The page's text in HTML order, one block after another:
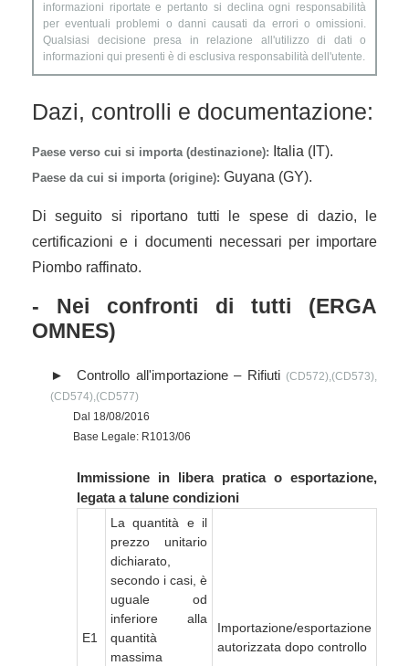
informazioni riportate e pertanto si declina ogni responsabilità
per eventuali problemi o danni causati da errori o omissioni.
Qualsiasi decisione presa in relazione all'utilizzo di dati o
informazioni qui presenti è di esclusiva responsabilità dell'utente.
Dazi, controlli e documentazione:
Paese verso cui si importa (destinazione): Italia (IT).
Paese da cui si importa (origine): Guyana (GY).
Di seguito si riportano tutti le spese di dazio, le
certificazioni e i documenti necessari per importare
Piombo raffinato.
- Nei confronti di tutti (ERGA
OMNES)
Controllo all'importazione – Rifiuti (CD572),(CD573),
(CD574),(CD577)
Dal 18/08/2016
Base Legale: R1013/06
Immissione in libera pratica o esportazione,
legata a talune condizioni
E1
La quantità e il
prezzo unitario
dichiarato,
secondo i casi, è
uguale od
inferiore alla
quantità
massima
Importazione/esportazione
autorizzata dopo controllo